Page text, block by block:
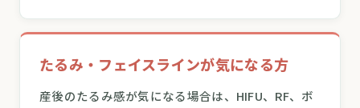
たるみ・フェイスラインが気になる方
産後のたるみ感が気になる場合は、HIFU、RF、ボ